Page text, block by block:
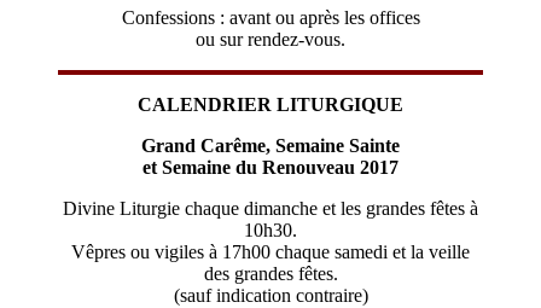
Confessions : avant ou après les offices
ou sur rendez-vous.
CALENDRIER LITURGIQUE
Grand Carême, Semaine Sainte
et Semaine du Renouveau 2017
Divine Liturgie chaque dimanche et les grandes fêtes à
10h30.
Vêpres ou vigiles à 17h00 chaque samedi et la veille
des grandes fêtes.
(sauf indication contraire)